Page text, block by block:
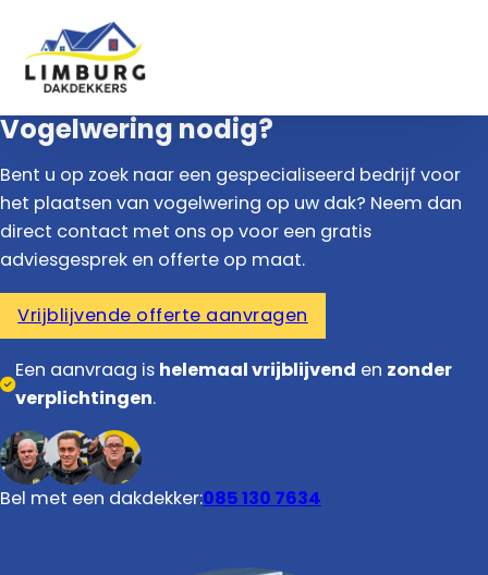
Vogelwering nodig?
Bent u op zoek naar een gespecialiseerd bedrijf voor
het plaatsen van vogelwering op uw dak? Neem dan
direct contact met ons op voor een gratis
adviesgesprek en offerte op maat.
Vrijblijvende offerte aanvragen
Een aanvraag is helemaal vrijblijvend en zonder
verplichtingen.
Bel met een dakdekker:085 130 7634